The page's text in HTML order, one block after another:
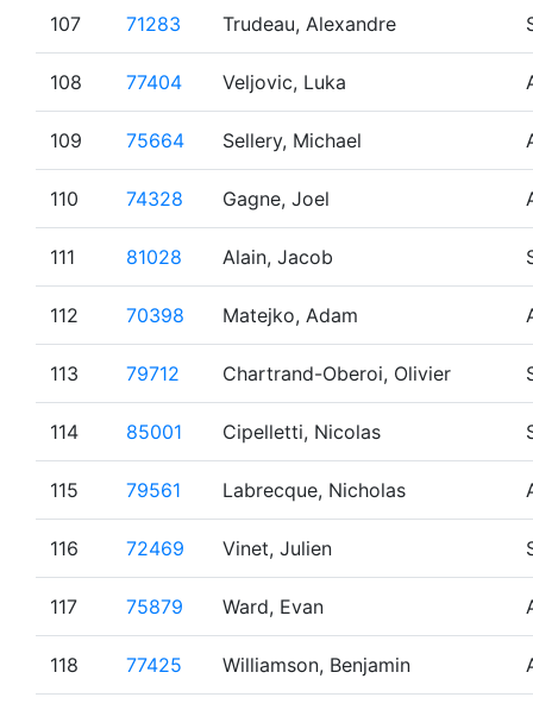
107 71283 Trudeau, Alexandre
108 77404 Veljovic, Luka
109 75664 Sellery, Michael
110 74328 Gagne, Joel
111 81028 Alain, Jacob
112 70398 Matejko, Adam
113 79712 Chartrand-Oberoi, Olivier
114 85001 Cipelletti, Nicolas
115 79561 Labrecque, Nicholas
116 72469 Vinet, Julien
117 75879 Ward, Evan
118 77425 Williamson, Benjamin